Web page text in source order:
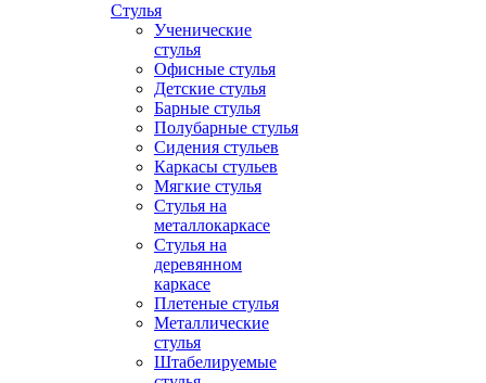
Стулья
Ученические
стулья
Офисные стулья
Детские стулья
Барные стулья
Полубарные стулья
Сидения стульев
Каркасы стульев
Мягкие стулья
Стулья на
металлокаркасе
Стулья на
деревянном
каркасе
Плетеные стулья
Металлические
стулья
Штабелируемые